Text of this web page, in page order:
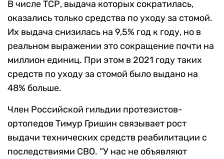
В числе ТСР, выдача которых сократилась,
оказались только средства по уходу за стомой.
Их выдача снизилась на 9,5% год к году, но в
реальном выражении это сокращение почти на
миллион единиц. При этом в 2021 году таких
средств по уходу за стомой было выдано на
48% больше.
Член Российской гильдии протезистов-
ортопедов Тимур Гришин связывает рост
выдачи технических средств реабилитации с
последствиями СВО. “У нас не объявляют